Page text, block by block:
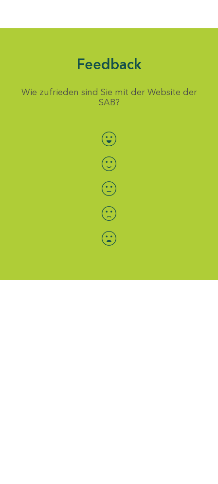
Feedback
Wie zufrieden sind Sie mit der Website der
SAB?
Bewertung auswählen